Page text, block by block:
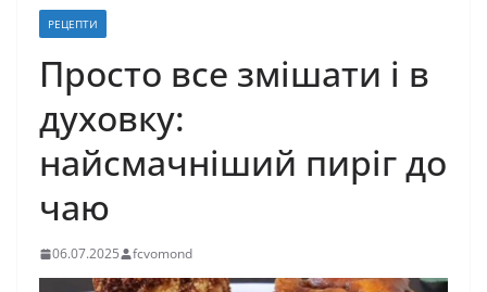
РЕЦЕПТИ
Просто все змішати і в
духовку:
найсмачніший пиріг до
чаю
06.07.2025 fcvomond